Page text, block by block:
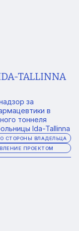
TALLINNA
за
в
тоннеля
Ida-Tallinna
СТОРОНЫ ВЛАДЕЛЬЦА
ПРОЕКТОМ